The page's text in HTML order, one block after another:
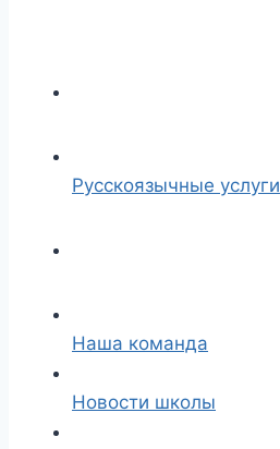
Русскоязычные услуги
Наша команда
Новости школы